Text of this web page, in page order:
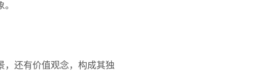
，还有价值观念，构成其独